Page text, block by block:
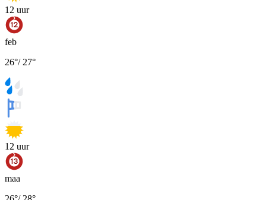
12 uur
feb
26°/ 27°
12 uur
maa